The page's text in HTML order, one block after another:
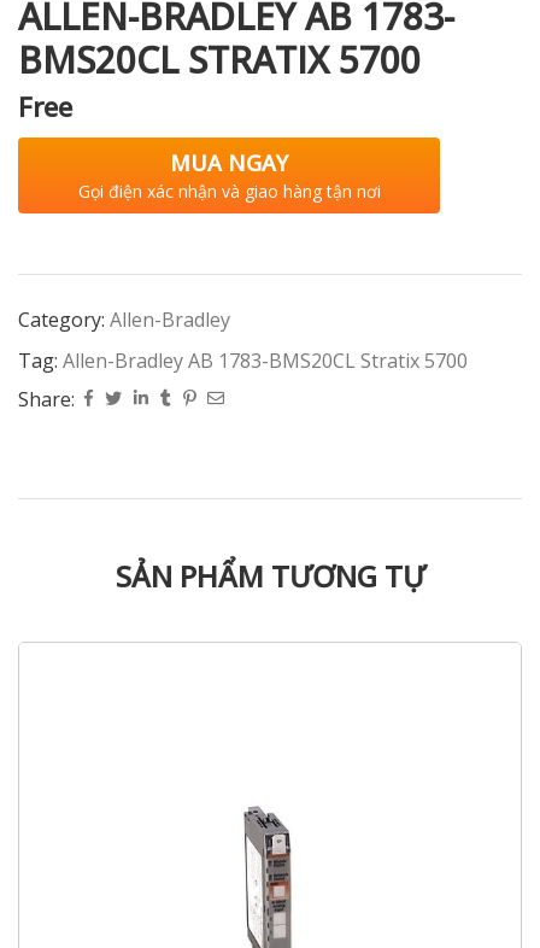
ALLEN-BRADLEY AB 1783-
BMS20CL STRATIX 5700
Free
MUA NGAY
Gọi điện xác nhận và giao hàng tận nơi
Category: Allen-Bradley
Tag: Allen-Bradley AB 1783-BMS20CL Stratix 5700
Share:
SẢN PHẨM TƯƠNG TỰ